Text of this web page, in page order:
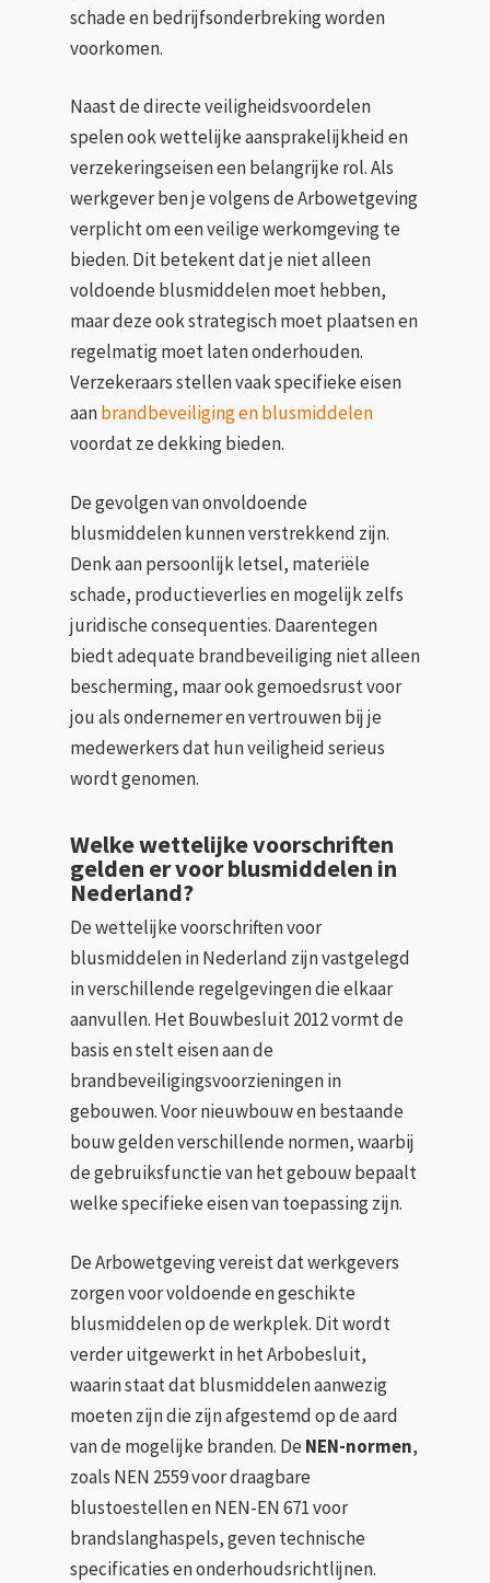
schade en bedrijfsonderbreking worden
voorkomen.
Naast de directe veiligheidsvoordelen
spelen ook wettelijke aansprakelijkheid en
verzekeringseisen een belangrijke rol. Als
werkgever ben je volgens de Arbowetgeving
verplicht om een veilige werkomgeving te
bieden. Dit betekent dat je niet alleen
voldoende blusmiddelen moet hebben,
maar deze ook strategisch moet plaatsen en
regelmatig moet laten onderhouden.
Verzekeraars stellen vaak specifieke eisen
aanbrandbeveiliging en blusmiddelen
voordat ze dekking bieden.
De gevolgen van onvoldoende
blusmiddelen kunnen verstrekkend zijn.
Denk aan persoonlijk letsel, materiële
schade, productieverlies en mogelijk zelfs
juridische consequenties. Daarentegen
biedt adequate brandbeveiliging niet alleen
bescherming, maar ook gemoedsrust voor
jou als ondernemer en vertrouwen bij je
medewerkers dat hun veiligheid serieus
wordt genomen.
Welke wettelijke voorschriften
gelden er voor blusmiddelen in
Nederland?
De wettelijke voorschriften voor
blusmiddelen in Nederland zijn vastgelegd
in verschillende regelgevingen die elkaar
aanvullen. Het Bouwbesluit 2012 vormt de
basis en stelt eisen aan de
brandbeveiligingsvoorzieningen in
gebouwen. Voor nieuwbouw en bestaande
bouw gelden verschillende normen, waarbij
de gebruiksfunctie van het gebouw bepaalt
welke specifieke eisen van toepassing zijn.
De Arbowetgeving vereist dat werkgevers
zorgen voor voldoende en geschikte
blusmiddelen op de werkplek. Dit wordt
verder uitgewerkt in het Arbobesluit,
waarin staat dat blusmiddelen aanwezig
moeten zijn die zijn afgestemd op de aard
van de mogelijke branden. DeNEN-normen,
zoals NEN 2559 voor draagbare
blustoestellen en NEN-EN 671 voor
brandslanghaspels, geven technische
specificaties en onderhoudsrichtlijnen.